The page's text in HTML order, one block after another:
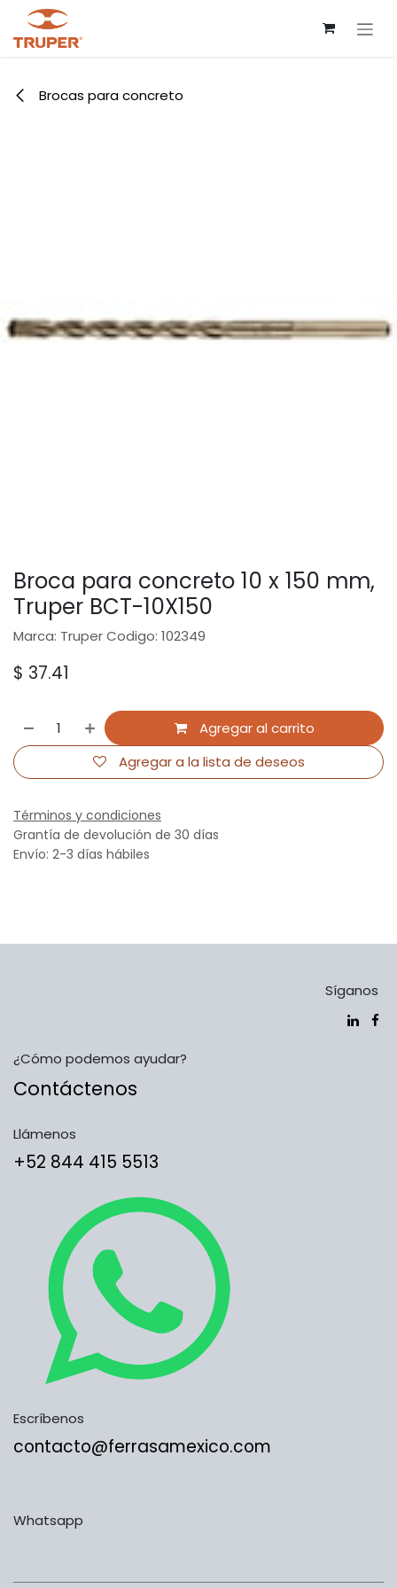
Ir al contenido
Brocas para concreto
Broca para concreto 10 x 150 mm,
Truper BCT-10X150
Marca: Truper Codigo: 102349
$ 37.41
Agregar al carrito
Agregar a la lista de deseos
Términos y condiciones
Grantía de devolución de 30 días
Envío: 2-3 días hábiles
Síganos
¿Cómo podemos ayudar?
Contáctenos
Llámenos
​​​​​​​​​​​​+5​2​ ​8​4​4​ ​4​1​5​ 5​5​1​3​​​​​​​​​​​​​​
Escríbenos
contacto@ferrasamexico.com
Whatsapp